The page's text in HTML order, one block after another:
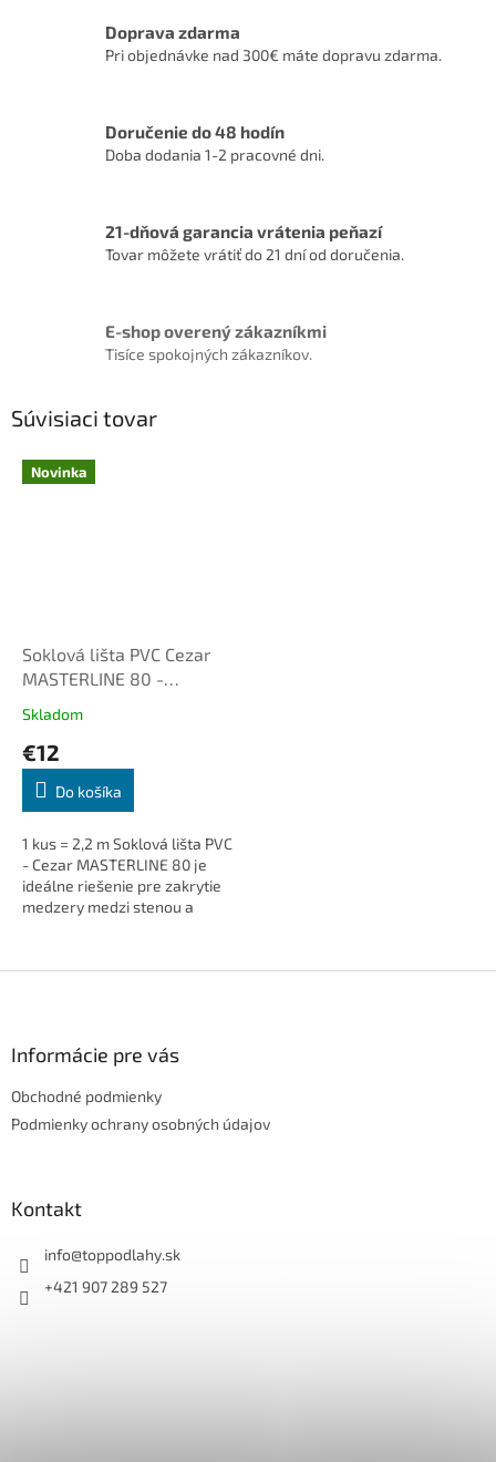
Doprava zdarma
Pri objednávke nad 300€ máte dopravu zdarma.
Doručenie do 48 hodín
Doba dodania 1-2 pracovné dni.
21-dňová garancia vrátenia peňazí
Tovar môžete vrátiť do 21 dní od doručenia.
E-shop overený zákazníkmi
Tisíce spokojných zákazníkov.
Súvisiaci tovar
Novinka
Soklová lišta PVC Cezar
MASTERLINE 80 -
Skladom
€12
Do košíka
1 kus = 2,2 m Soklová lišta PVC
- Cezar MASTERLINE 80 je
ideálne riešenie pre zakrytie
medzery medzi stenou a
Informácie pre vás
Obchodné podmienky
Podmienky ochrany osobných údajov
Kontakt
info@toppodlahy.sk
+421 907 289 527